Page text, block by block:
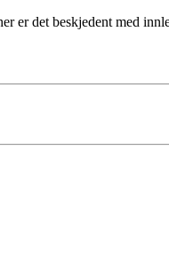
er det beskjedent med